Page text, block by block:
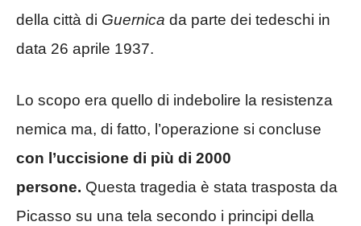
della città di Guernica da parte dei tedeschi in
data 26 aprile 1937.
Lo scopo era quello di indebolire la resistenza
nemica ma, di fatto, l’operazione si concluse
con l’uccisione di più di 2000
persone. Questa tragedia è stata trasposta da
Picasso su una tela secondo i principi della